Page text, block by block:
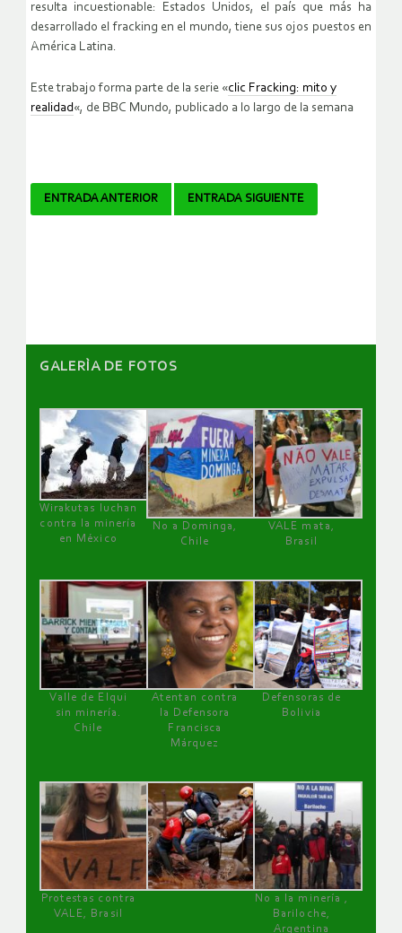
resulta incuestionable: Estados Unidos, el país que más ha
desarrollado el fracking en el mundo, tiene sus ojos puestos en
América Latina.
Este trabajo forma parte de la serie «clic Fracking: mito y
realidad«, de BBC Mundo, publicado a lo largo de la semana
Navegador
ENTRADA ANTERIOR ENTRADA SIGUIENTE
GALERÌA DE FOTOS
Wirakutas luchan
contra la minería
en México
No a Dominga,
Chile
VALE mata,
Brasil
Valle de Elqui
sin minería.
Chile
Atentan contra
la Defensora
Francisca
Márquez
Defensoras de
Bolivia
Protestas contra
VALE, Brasil
No a la minería ,
Bariloche,
Argentina